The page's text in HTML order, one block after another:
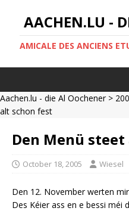
AACHEN.LU -
AMICALE DES ANCIENS
Aachen.lu - die Al Oochener>
alt schon fest
Den Menü
October 18, 2005 Wiesel
Den 12. November werten
Des Kéier ass en e bessi méi